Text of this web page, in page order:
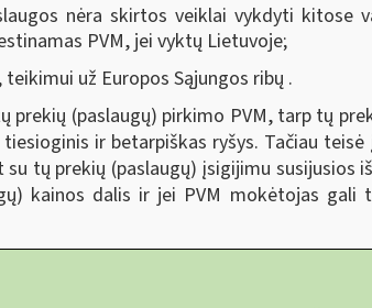
nėra skirtos veiklai vykdyti kitose
PVM, jei vyktų Lietuvoje;
už Europos Sąjungos ribų .
(paslaugų) pirkimo PVM, tarp tų
ir betarpiškas ryšys. Tačiau
tų prekių (paslaugų) įsigijimu susijusios
kainos dalis ir jei PVM mokėtojas gali